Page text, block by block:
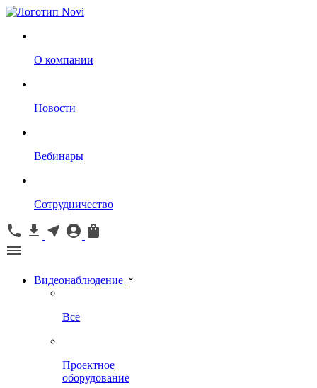
О компании
Новости
Вебинары
Сотрудничество
Видеонаблюдение
Все
Проектное
оборудование